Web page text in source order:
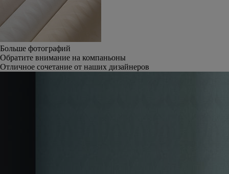
Больше фотографий
Обратите внимание на компаньоны
Отличное сочетание от наших дизайнеров